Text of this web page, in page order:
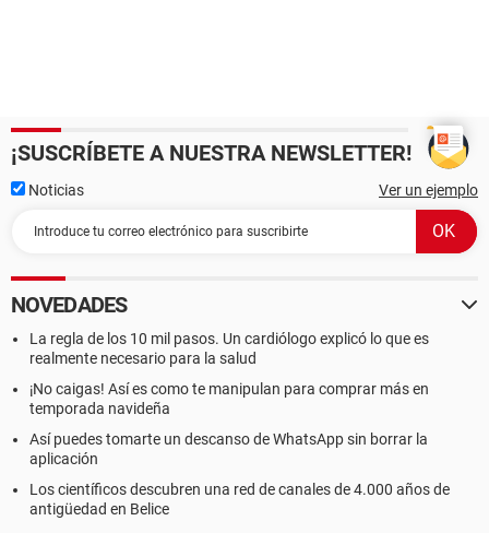
¡SUSCRÍBETE A NUESTRA NEWSLETTER!
Noticias Ver un ejemplo
NOVEDADES
La regla de los 10 mil pasos. Un cardiólogo explicó lo que es
realmente necesario para la salud
¡No caigas! Así es como te manipulan para comprar más en
temporada navideña
Así puedes tomarte un descanso de WhatsApp sin borrar la
aplicación
Los científicos descubren una red de canales de 4.000 años de
antigüedad en Belice